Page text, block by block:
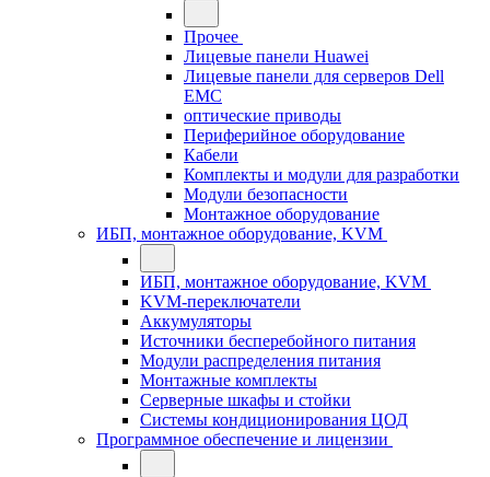
Прочее
Лицевые панели Huawei
Лицевые панели для серверов Dell
EMC
оптические приводы
Периферийное оборудование
Кабели
Комплекты и модули для разработки
Модули безопасности
Монтажное оборудование
ИБП, монтажное оборудование, KVM
ИБП, монтажное оборудование, KVM
KVM-переключатели
Аккумуляторы
Источники бесперебойного питания
Модули распределения питания
Монтажные комплекты
Серверные шкафы и стойки
Системы кондиционирования ЦОД
Программное обеспечение и лицензии